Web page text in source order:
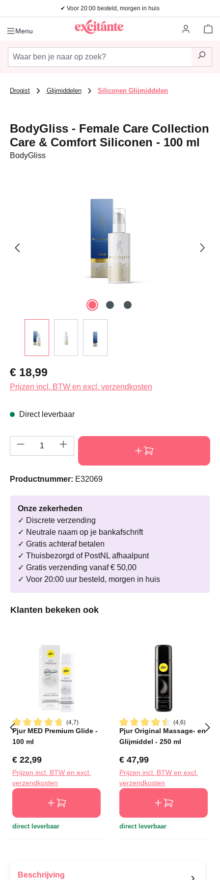
Ga naar de hoofdinhoud✔ Voor 20:00 besteld, morgen in huis
Menu
Drogist Glijmiddelen Siliconen Glijmiddelen
BodyGliss - Female Care Collection
Care & Comfort Siliconen - 100 ml
BodyGliss
Normale prijs:
€ 18,99
Prijzen incl. BTW en excl. verzendkosten
Direct leverbaar
Producthoeveelheid: Voer de gewenste
Productnummer: E32069
Onze zekerheden
✓ Discrete verzending
✓ Neutrale naam op je bankafschrift
✓ Gratis achteraf betalen
✓ Thuisbezorgd of PostNL afhaalpunt
✓ Gratis verzending vanaf € 50,00
✓ Voor 20:00 uur besteld, morgen in huis
Productgalerij overslaan
Klanten bekeken ook
(4,7)
Gemiddelde waardering van 4.6 van 5 sterren
Pjur MED Premium Glide -
100 ml
Normale prijs:
€ 22,99
Prijzen incl. BTW en excl.
verzendkosten
direct leverbaar
(4,6)
Gemiddelde waardering van
Pjur Original Massage- en
Glijmiddel - 250 ml
Normale prijs:
€ 47,99
Prijzen incl. BTW en excl.
verzendkosten
direct leverbaar
Beschrijving